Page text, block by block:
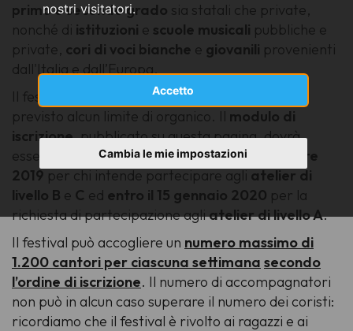
nostri visitatori.
Accetto
Cambia le mie impostazioni
primoe secondogrado sia statali che private,
nonché di istituzioni e scuole musicali pubbliche e
private, cori di voci bianche e giovanili provenienti
dall'Italia e dall’Europa.
Il festival non ha carattere competitivo e non è
previsto alcun limite di organico. Il modulo di
iscrizione, pubblicato su questa pagina, dovrà
essere compilato e inviatoentro il 30 novembre
2019 per chi intende partecipare agli atelier di
livello B e C ed entro il 15 gennaio 2020 per la
richiesta di partecipazione agliatelier di livello A.
Il festival può accogliere un numero massimo di
1.200 cantori per ciascuna settimana secondo
l’ordine di iscrizione. Il numero di accompagnatori
non può in alcun caso superare il numero dei coristi:
ricordiamo che il festival è rivolto ai ragazzi e ai